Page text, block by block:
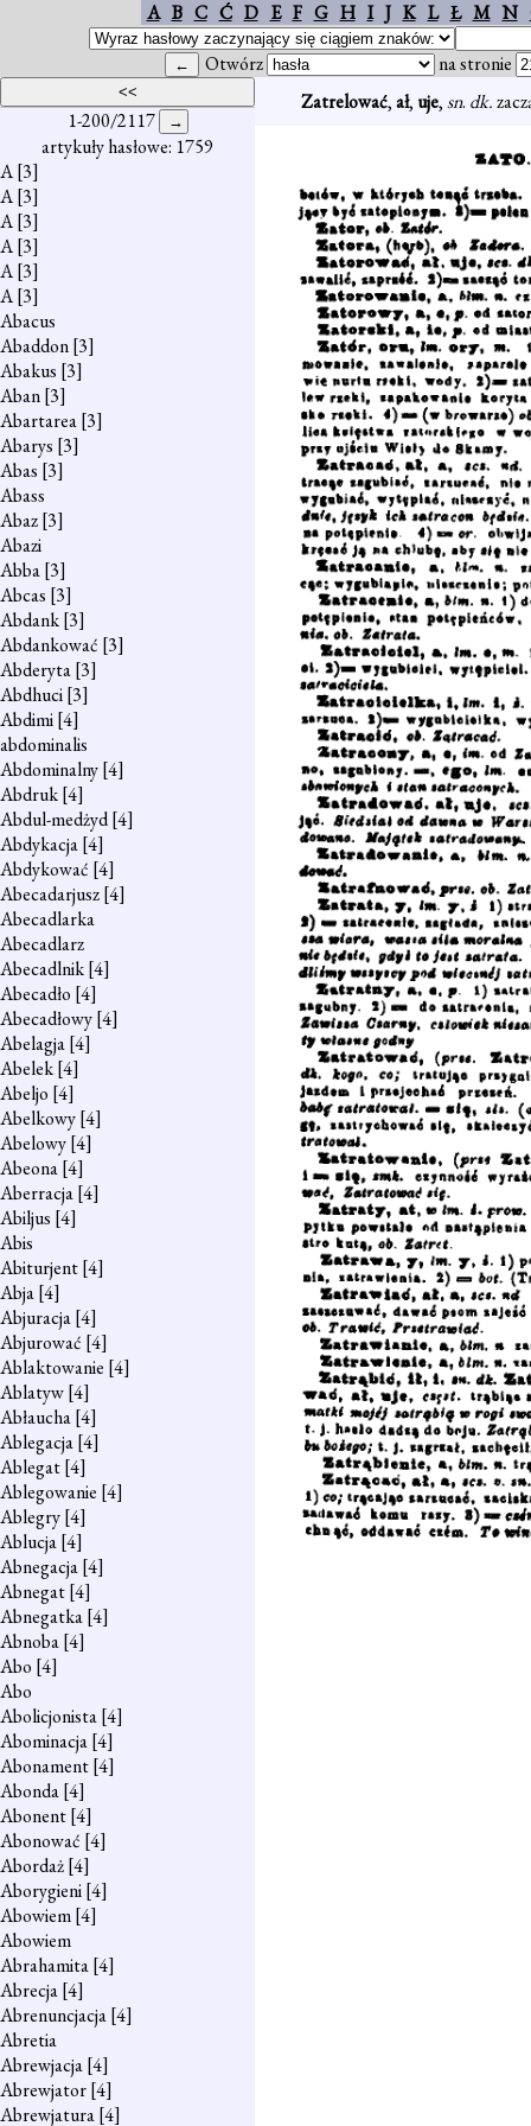
A B C Ć D E F G H I J K L Ł M N
Otwórz na stronie
1-200/2117
artykuły hasłowe: 1759
A[3]
A[3]
A[3]
A[3]
A[3]
A[3]
Abacus
Abaddon[3]
Abakus [3]
Aban[3]
Abartarea[3]
Abarys [3]
Abas [3]
Abass
Abaz[3]
Abazi
Abba[3]
Abcas [3]
Abdank[3]
Abdankować [3]
Abderyta[3]
Abdhuci[3]
Abdimi[4]
abdominalis
Abdominalny[4]
Abdruk[4]
Abdul-medżyd[4]
Abdykacja[4]
Abdykować [4]
Abecadarjusz[4]
Abecadlarka
Abecadlarz
Abecadlnik[4]
Abecadło [4]
Abecadłowy[4]
Abelagja[4]
Abelek[4]
Abeljo [4]
Abelkowy[4]
Abelowy[4]
Abeona[4]
Aberracja[4]
Abiljus [4]
Abis
Abiturjent[4]
Abja[4]
Abjuracja[4]
Abjurować [4]
Ablaktowanie [4]
Ablatyw[4]
Abłaucha[4]
Ablegacja[4]
Ablegat[4]
Ablegowanie [4]
Ablegry[4]
Ablucja[4]
Abnegacja[4]
Abnegat[4]
Abnegatka[4]
Abnoba[4]
Abo [4]
Abo
Abolicjonista[4]
Abominacja[4]
Abonament[4]
Abonda[4]
Abonent[4]
Abonować [4]
Abordaż[4]
Aborygieni[4]
Abowiem[4]
Abowiem
Abrahamita[4]
Abrecja[4]
Abrenuncjacja[4]
Abretia
Abrewjacja[4]
Abrewjator[4]
Abrewjatura[4]
Zatrelować,ał, uje,sn. dk.